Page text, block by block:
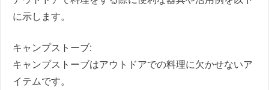
に示します。
キャンプストーブ:
キャンプストーブはアウトドアでの料理に欠かせないア
イテムです。